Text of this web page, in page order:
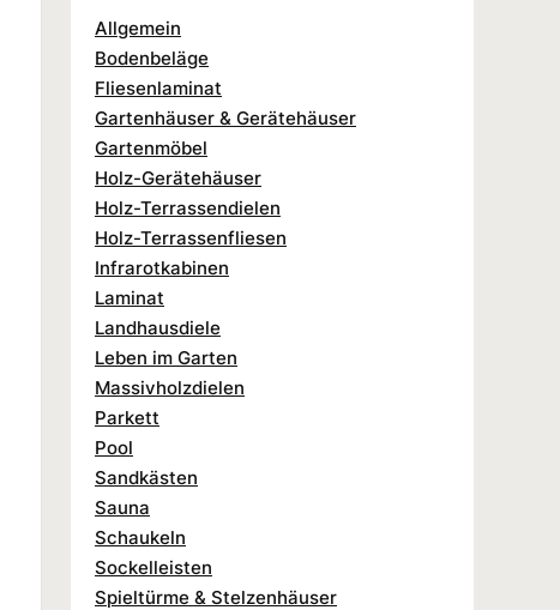
Allgemein
Bodenbeläge
Fliesenlaminat
Gartenhäuser & Gerätehäuser
Gartenmöbel
Holz-Gerätehäuser
Holz-Terrassendielen
Holz-Terrassenfliesen
Infrarotkabinen
Laminat
Landhausdiele
Leben im Garten
Massivholzdielen
Parkett
Pool
Sandkästen
Sauna
Schaukeln
Sockelleisten
Spieltürme & Stelzenhäuser